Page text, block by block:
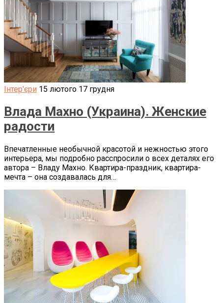
Інтер'єри 15 лютого 17 грудня
Влада Махно (Украина). Женские
радости
Впечатленные необычной красотой и нежностью этого
интерьера, мы подробно расспросили о всех деталях его
автора – Владу Махно. Квартира-праздник, квартира-
мечта – она создавалась для…